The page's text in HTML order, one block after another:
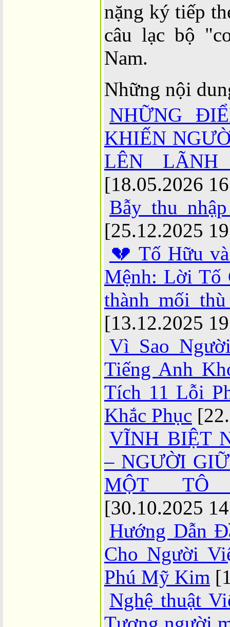
nặng ký tiếp
câu lạc bộ
Nam.
Những nội
NHỮNG
KHIẾN
LÊN
[18.05.2026
Bẫy thu
[25.12.2025
💔 Tố Hữu
Mệnh: Lời Tố
thành mối
[13.12.2025
Vì Sao
Tiếng Anh
Tích 11 Lỗi
Khắc Phục
VĨNH BIỆT
– NGƯỜI
MỘT TÔ
[30.10.2025
Hướng Dẫn
Cho Người
Phú Mỹ Kim
Nghệ thuật